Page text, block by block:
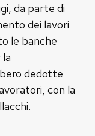
da parte di
dei lavori
le banche
dedotte
con la